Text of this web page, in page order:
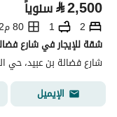
⃁2,500 سنوياً
2
1
80 م2
شارع فضالة بن عبيد، حي
الإيميل